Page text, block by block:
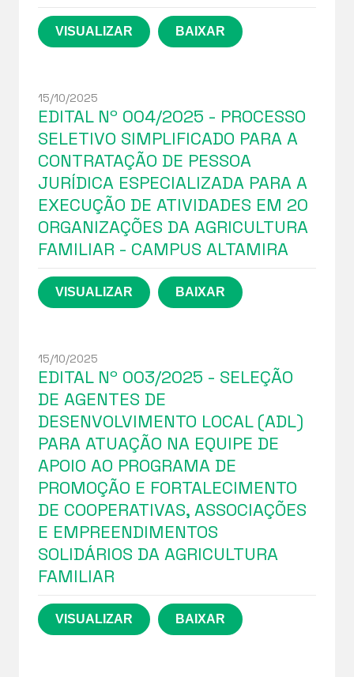
15/10/2025
EDITAL Nº 004/2025 - PROCESSO
SELETIVO SIMPLIFICADO PARA A
CONTRATAÇÃO DE PESSOA
JURÍDICA ESPECIALIZADA PARA A
EXECUÇÃO DE ATIVIDADES EM 20
ORGANIZAÇÕES DA AGRICULTURA
FAMILIAR - CAMPUS ALTAMIRA
15/10/2025
EDITAL Nº 003/2025 - SELEÇÃO
DE AGENTES DE
DESENVOLVIMENTO LOCAL (ADL)
PARA ATUAÇÃO NA EQUIPE DE
APOIO AO PROGRAMA DE
PROMOÇÃO E FORTALECIMENTO
DE COOPERATIVAS, ASSOCIAÇÕES
E EMPREENDIMENTOS
SOLIDÁRIOS DA AGRICULTURA
FAMILIAR